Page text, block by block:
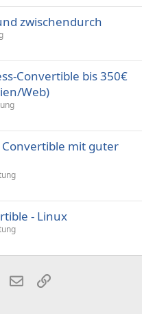
zwischendurch
Convertible bis 350€
Web)
Convertible mit guter
- Linux
E-MailLink